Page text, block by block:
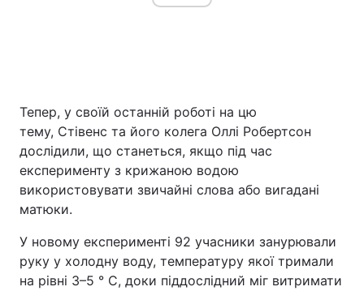
Тепер, у своїй останній роботі на цю
тему, Стівенс та його колега Оллі Робертсон
дослідили, що станеться, якщо під час
експерименту з крижаною водою
використовувати звичайні слова або вигадані
матюки.
У новому експерименті 92 учасники занурювали
руку у холодну воду, температуру якої тримали
на рівні 3–5 ° C, доки піддослідний міг витримати